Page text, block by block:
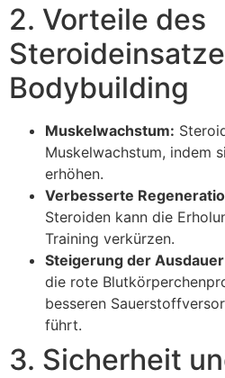
2. Vorteile des
Bodybuilding
Muskelwachstum:
Muskelwachstum, indem
erhöhen.
Verbesserte
Steroiden kann die
Training verkürzen.
Steigerung der
die rote
besseren
führt.
3. Sicherheit